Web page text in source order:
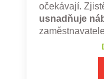
očekávají.
usnadňuje